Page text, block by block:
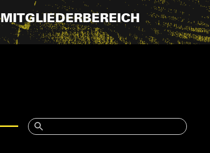
MITGLIEDERBEREICH